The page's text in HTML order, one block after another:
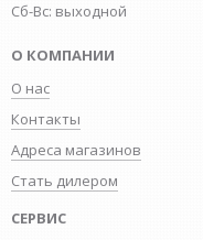
Сб-Вс: выходной
О КОМПАНИИ
О нас
Контакты
Адреса магазинов
Стать дилером
СЕРВИС